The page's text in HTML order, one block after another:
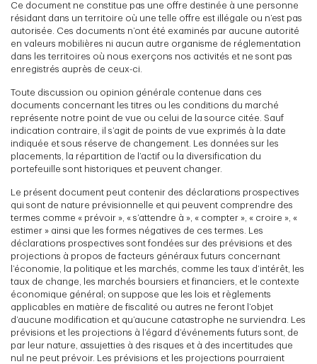
Ce document ne constitue pas une offre destinée à une personne
résidant dans un territoire où une telle offre est illégale ou n’est pas
autorisée. Ces documents n’ont été examinés par aucune autorité
en valeurs mobilières ni aucun autre organisme de réglementation
dans les territoires où nous exerçons nos activités et ne sont pas
enregistrés auprès de ceux-ci.
Toute discussion ou opinion générale contenue dans ces
documents concernant les titres ou les conditions du marché
représente notre point de vue ou celui de la source citée. Sauf
indication contraire, il s’agit de points de vue exprimés à la date
indiquée et sous réserve de changement. Les données sur les
placements, la répartition de l’actif ou la diversification du
portefeuille sont historiques et peuvent changer.
Le présent document peut contenir des déclarations prospectives
qui sont de nature prévisionnelle et qui peuvent comprendre des
termes comme « prévoir », « s’attendre à », « compter », « croire », «
estimer » ainsi que les formes négatives de ces termes. Les
déclarations prospectives sont fondées sur des prévisions et des
projections à propos de facteurs généraux futurs concernant
l’économie, la politique et les marchés, comme les taux d’intérêt, les
taux de change, les marchés boursiers et financiers, et le contexte
économique général; on suppose que les lois et règlements
applicables en matière de fiscalité ou autres ne feront l’objet
d’aucune modification et qu’aucune catastrophe ne surviendra. Les
prévisions et les projections à l’égard d’événements futurs sont, de
par leur nature, assujetties à des risques et à des incertitudes que
nul ne peut prévoir. Les prévisions et les projections pourraient